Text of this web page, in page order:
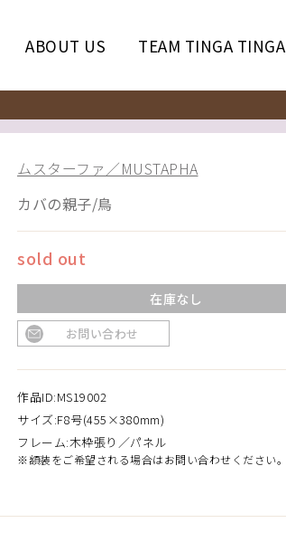
ABOUT US TEAM TINGA TINGA
ムスターファ／MUSTAPHA
カバの親子/鳥
sold out
在庫なし
お問い合わせ
作品ID:MS19002
サイズ:F8号(455×380mm)
フレーム:木枠張り／パネル
※額装をご希望される場合はお問い合わせください。